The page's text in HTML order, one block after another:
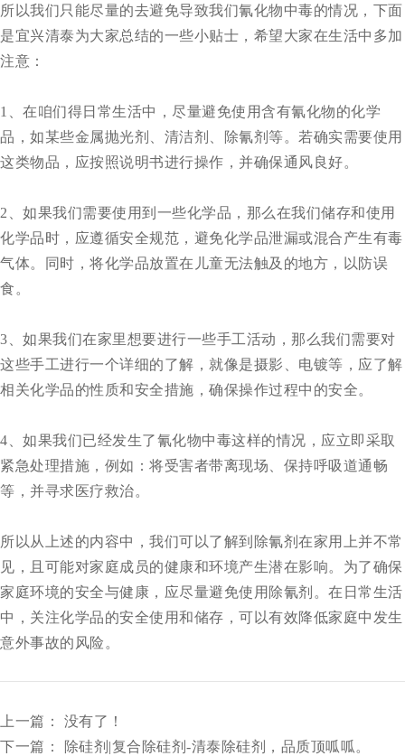
所以我们只能尽量的去避免导致我们氰化物中毒的情况，下面
是宜兴清泰为大家总结的一些小贴士，希望大家在生活中多加
注意：
1、在咱们得日常生活中，尽量避免使用含有氰化物的化学
品，如某些金属抛光剂、清洁剂、
除氰剂 等。若确实需要使用
这类物品，应按照说明书进行操作，并确保通风良好。
2、如果我们需要使用到一些化学品，那么在我们储存和使用
化学品时，应遵循安全规范，避免化学品泄漏或混合产生有毒
气体。同时，将化学品放置在儿童无法触及的地方，以防误
食。
3、如果我们在家里想要进行一些手工活动，那么我们需要对
这些手工进行一个详细的了解，就像是摄影、电镀等，应了解
相关化学品的性质和安全措施，确保操作过程中的安全。
4、如果我们已经发生了氰化物中毒这样的情况，应立即采取
紧急处理措施，例如：将受害者带离现场、保持呼吸道通畅
等，并寻求医疗救治。
所以从上述的内容中，我们可以了解到 除氰剂 在家用上并不常
见，且可能对家庭成员的健康和环境产生潜在影响。为了确保
家庭环境的安全与健康，应尽量避免使用除氰剂。在日常生活
中，关注化学品的安全使用和储存，可以有效降低家庭中发生
意外事故的风险。
上一篇： 没有了！
下一篇：
除硅剂|复合除硅剂-清泰除硅剂，品质顶呱呱。